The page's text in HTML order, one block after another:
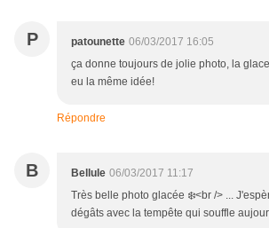
P patounette 06/03/2017 16:05
ça donne toujours de jolie photo, la
eu la même idée!
Répondre
B Bellule 06/03/2017 11:17
Très belle photo glacée ❄️<br /> ...
dégâts avec la tempête qui souffle